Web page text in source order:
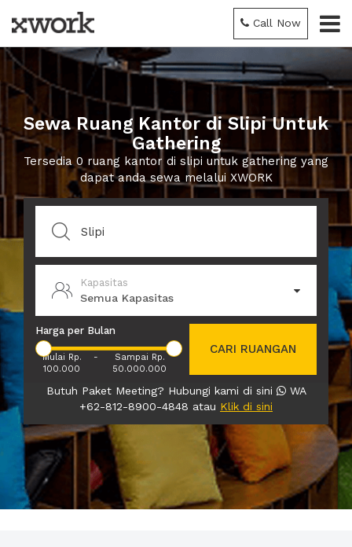
Call Now
Sewa Ruang Kantor di Slipi Untuk
Gathering
Tersedia 0 ruang kantor di slipi untuk gathering yang
dapat anda sewa melalui XWORK
Kapasitas
Semua Kapasitas
Harga per Bulan
Mulai Rp.
100.000
-
Sampai Rp.
50.000.000
CARI RUANGAN
Butuh Paket Meeting? Hubungi kami di sini
WA
+62-812-8900-4848 atau Klik di sini